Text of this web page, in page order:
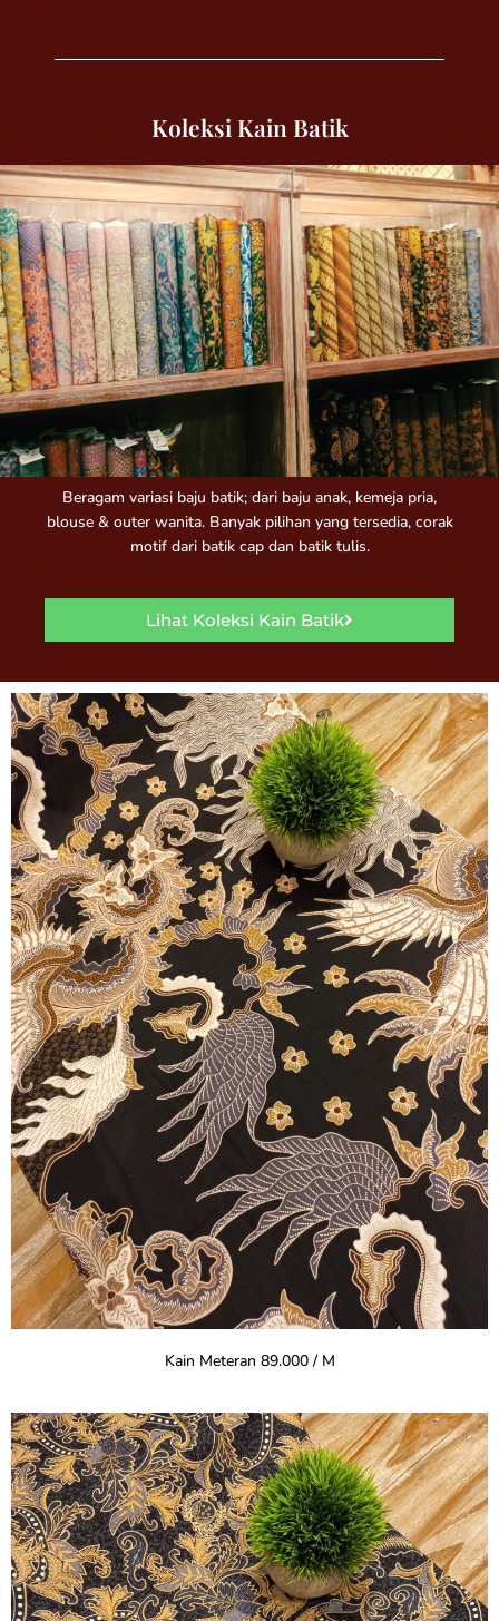
Koleksi Kain Batik
Beragam variasi baju batik; dari baju anak, kemeja pria,
blouse & outer wanita. Banyak pilihan yang tersedia, corak
motif dari batik cap dan batik tulis.
Lihat Koleksi Kain Batik
Kain Meteran 89.000 / M